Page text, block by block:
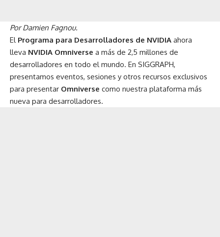
Por Damien Fagnou.
El Programa para Desarrolladores de NVIDIA ahora
lleva NVIDIA Omniverse a más de 2,5 millones de
desarrolladores en todo el mundo. En SIGGRAPH,
presentamos eventos, sesiones y otros recursos exclusivos
para presentar Omniverse como nuestra plataforma más
nueva para desarrolladores.